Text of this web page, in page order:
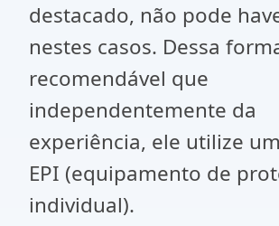
destacado, não pode
nestes casos. Dessa
recomendável que
independentemente da
experiência, ele utilize
EPI (equipamento de
individual).